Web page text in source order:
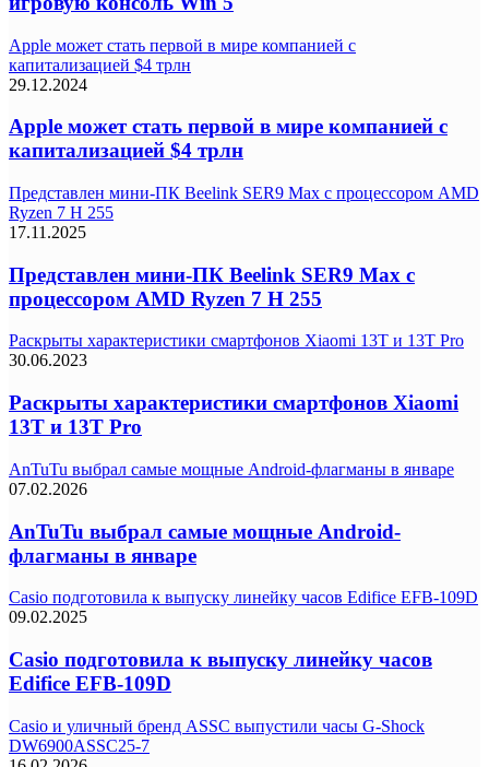
Apple может стать первой в мире компанией с
капитализацией $4 трлн
29.12.2024
Apple может стать первой в мире компанией с
капитализацией $4 трлн
Представлен мини-ПК Beelink SER9 Max с процессором AMD
Ryzen 7 H 255
17.11.2025
Представлен мини-ПК Beelink SER9 Max с
процессором AMD Ryzen 7 H 255
Раскрыты характеристики смартфонов Xiaomi 13T и 13T Pro
30.06.2023
Раскрыты характеристики смартфонов Xiaomi
13T и 13T Pro
AnTuTu выбрал самые мощные Android-флагманы в январе
07.02.2026
AnTuTu выбрал самые мощные Android-
флагманы в январе
Casio подготовила к выпуску линейку часов Edifice EFB-109D
09.02.2025
Casio подготовила к выпуску линейку часов
Edifice EFB-109D
Casio и уличный бренд ASSC выпустили часы G-Shock
DW6900ASSC25-7